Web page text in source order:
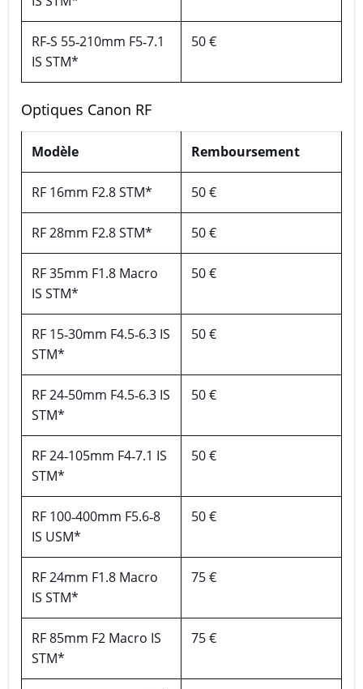
RF‑S 55‑210mm F5‑7.1
IS STM*
50 €
Optiques Canon RF
Modèle Remboursement
RF 16mm F2.8 STM* 50 €
RF 28mm F2.8 STM* 50 €
RF 35mm F1.8 Macro
IS STM*
50 €
RF 15‑30mm F4.5‑6.3 IS
STM*
50 €
RF 24‑50mm F4.5‑6.3 IS
STM*
50 €
RF 24‑105mm F4‑7.1 IS
STM*
50 €
RF 100‑400mm F5.6‑8
IS USM*
50 €
RF 24mm F1.8 Macro
IS STM*
75 €
RF 85mm F2 Macro IS
STM*
75 €